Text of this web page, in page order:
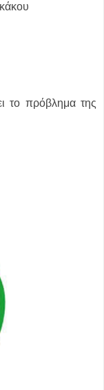
το πρόβλημα της